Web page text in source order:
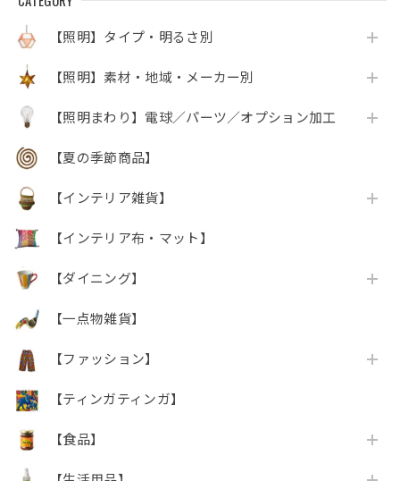
【照明】タイプ・明るさ別
【照明】素材・地域・メーカー別
【照明まわり】電球／パーツ／オプション加工
【夏の季節商品】
【インテリア雑貨】
【インテリア布・マット】
【ダイニング】
【一点物雑貨】
【ファッション】
【ティンガティンガ】
【食品】